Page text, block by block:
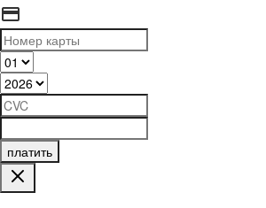
платить